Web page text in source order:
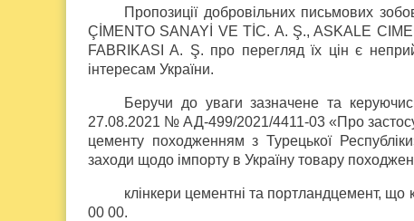
Пропозиції добровільних письмових
ÇİMENTO SANAYİ VE TİC. A. Ş., ASKALE
FABRIKASI A. Ş. про перегляд їх цін є
інтересам України.
Беручи до уваги зазначене та
27.08.2021 № АД-499/2021/4411-03 «Про
цементу походженням з Турецької
заходи щодо імпорту в Україну товару
клінкери цементні та портландцемент,
00 00.